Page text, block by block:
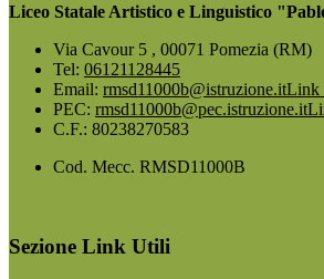
Liceo Statale Artistico e Linguistico
Via Cavour 5 , 00071 Pomezia (RM)
Tel: 06121128445
Email: rmsd11000b@istruzione.itLink
PEC: rmsd11000b@pec.istruzione.it
C.F.: 80238270583
Cod. Mecc. RMSD11000B
Sezione Link Utili